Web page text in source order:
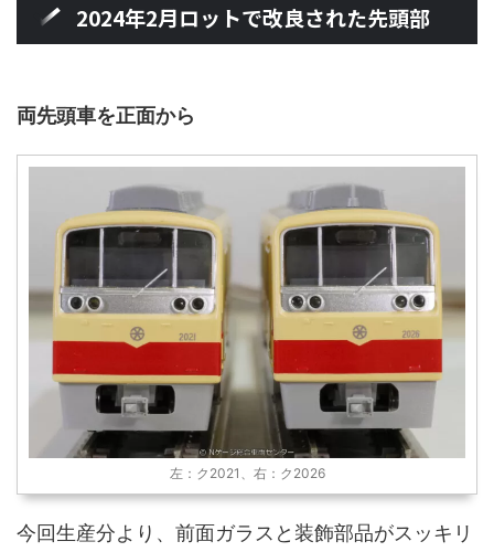
2024年2月ロットで改良された先頭部
両先頭車を正面から
左：ク2021、右：ク2026
今回生産分より、前面ガラスと装飾部品がスッキリ